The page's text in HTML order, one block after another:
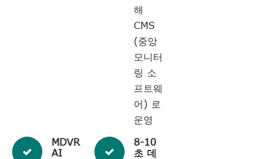
해
CMS
(중앙
모니터
링 소
프트웨
어) 로
운영
MDVR
AI
8-10
초 데